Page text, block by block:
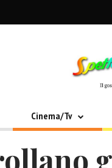
Cinema/Tv